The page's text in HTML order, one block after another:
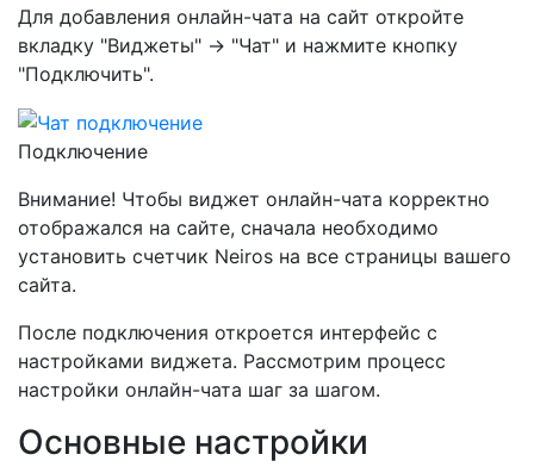
Для добавления онлайн-чата на сайт откройте
вкладку "Виджеты" → "Чат" и нажмите кнопку
"Подключить".
Подключение
Внимание! Чтобы виджет онлайн-чата корректно
отображался на сайте, сначала необходимо
установить счетчик Neiros на все страницы вашего
сайта.
После подключения откроется интерфейс с
настройками виджета. Рассмотрим процесс
настройки онлайн-чата шаг за шагом.
Основные настройки